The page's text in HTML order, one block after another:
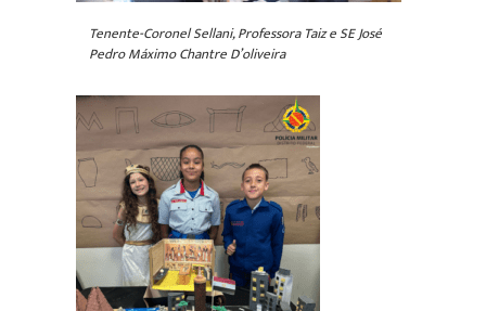
Tenente-Coronel Sellani, Professora Taiz e SE José
Pedro Máximo Chantre D’oliveira